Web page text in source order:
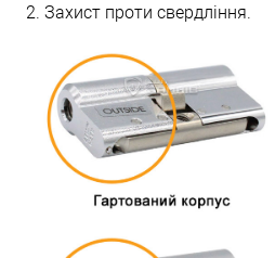
2. Захист проти свердління.